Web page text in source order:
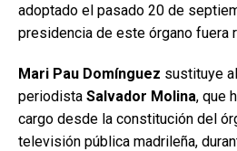
adoptado el pasado 20 de
presidencia de este órgano fuera
Mari Pau Domínguez sustituye
periodista Salvador Molina, que
cargo desde la constitución del
televisión pública madrileña,